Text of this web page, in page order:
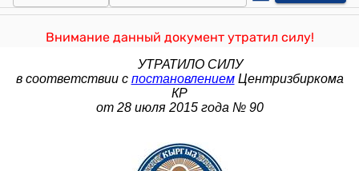
Внимание данный документ утратил силу!